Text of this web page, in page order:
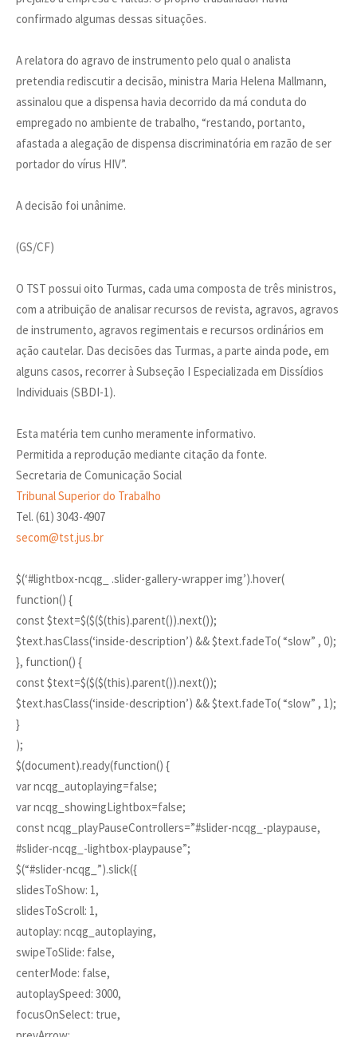
confirmado algumas dessas situações.
A relatora do agravo de instrumento pelo qual o analista
pretendia rediscutir a decisão, ministra Maria Helena Mallmann,
assinalou que a dispensa havia decorrido da má conduta do
empregado no ambiente de trabalho, “restando, portanto,
afastada a alegação de dispensa discriminatória em razão de ser
portador do vírus HIV”.
A decisão foi unânime.
(GS/CF)
O TST possui oito Turmas, cada uma composta de três ministros,
com a atribuição de analisar recursos de revista, agravos, agravos
de instrumento, agravos regimentais e recursos ordinários em
ação cautelar. Das decisões das Turmas, a parte ainda pode, em
alguns casos, recorrer à Subseção I Especializada em Dissídios
Individuais (SBDI-1).
Esta matéria tem cunho meramente informativo.
Permitida a reprodução mediante citação da fonte.
Secretaria de Comunicação Social
Tribunal Superior do Trabalho
Tel. (61) 3043-4907
secom@tst.jus.br
$(‘#lightbox-ncqg_ .slider-gallery-wrapper img’).hover(
function() {
const $text=$($($(this).parent()).next());
$text.hasClass(‘inside-description’) && $text.fadeTo( “slow” , 0);
}, function() {
const $text=$($($(this).parent()).next());
$text.hasClass(‘inside-description’) && $text.fadeTo( “slow” , 1);
}
);
$(document).ready(function() {
var ncqg_autoplaying=false;
var ncqg_showingLightbox=false;
const ncqg_playPauseControllers=”#slider-ncqg_-playpause,
#slider-ncqg_-lightbox-playpause”;
$(“#slider-ncqg_”).slick({
slidesToShow: 1,
slidesToScroll: 1,
autoplay: ncqg_autoplaying,
swipeToSlide: false,
centerMode: false,
autoplaySpeed: 3000,
focusOnSelect: true,